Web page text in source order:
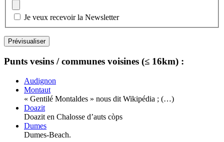
Je veux recevoir la Newsletter
Punts vesins / communes voisines (≤ 16km) :
Audignon
Montaut
« Gentilé Montaldes » nous dit Wikipédia ; (…)
Doazit
Doazit en Chalosse d’auts còps
Dumes
Dumes-Beach.